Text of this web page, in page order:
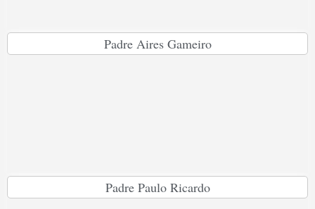
Padre Aires Gameiro
Padre Paulo Ricardo